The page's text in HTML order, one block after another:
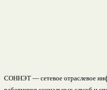
СОННЭТ — сетевое отраслевое